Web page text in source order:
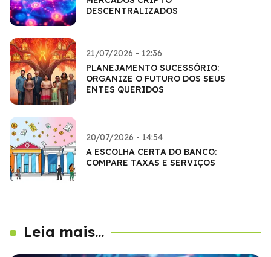
DESCENTRALIZADOS
21/07/2026 - 12:36
PLANEJAMENTO SUCESSÓRIO:
ORGANIZE O FUTURO DOS SEUS
ENTES QUERIDOS
20/07/2026 - 14:54
A ESCOLHA CERTA DO BANCO:
COMPARE TAXAS E SERVIÇOS
Leia mais...